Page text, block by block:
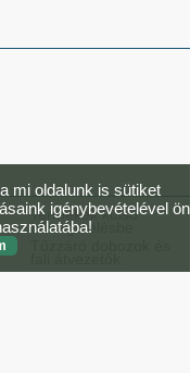
mi oldalunk is sütiket
igénybevételével ön
Termékek külső
hőszigetelésbe
Hangszigetelő